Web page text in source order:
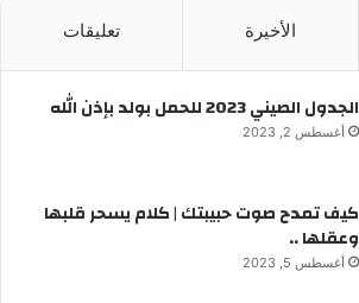
الأخيرة تعليقات
الجدول الصيني 2023 للحمل بولد بإذن الله
أغسطس 2, 2023
كيف تمدح صوت حبيبتك | كلام يسحر قلبها
وعقلها ..
أغسطس 5, 2023